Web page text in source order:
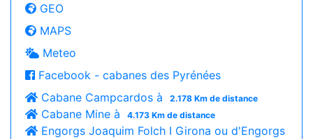
GEO
MAPS
Meteo
Facebook - cabanes des Pyrénées
Cabane Campcardos à
2.178 Km de distance
Cabane Mine à 4.173 Km de distance
Engorgs Joaquim Folch I Girona ou d'Engorgs